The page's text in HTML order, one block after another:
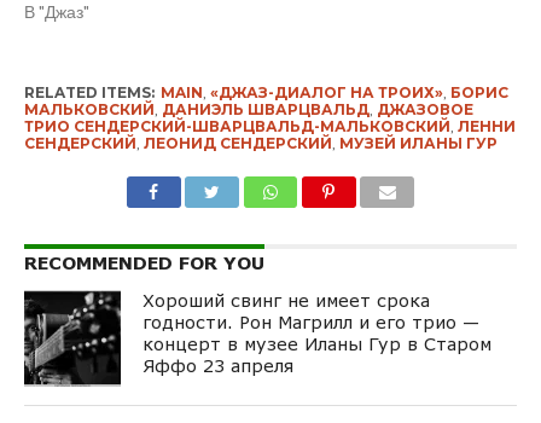
В "Джаз"
RELATED ITEMS: MAIN, «ДЖАЗ-ДИАЛОГ НА ТРОИХ», БОРИС
МАЛЬКОВСКИЙ, ДАНИЭЛЬ ШВАРЦВАЛЬД, ДЖАЗОВОЕ
ТРИО СЕНДЕРСКИЙ-ШВАРЦВАЛЬД-МАЛЬКОВСКИЙ, ЛЕННИ
СЕНДЕРСКИЙ, ЛЕОНИД СЕНДЕРСКИЙ, МУЗЕЙ ИЛАНЫ ГУР
RECOMMENDED FOR YOU
Хороший свинг не имеет срока
годности. Рон Магрилл и его трио —
концерт в музее Иланы Гур в Старом
Яффо 23 апреля